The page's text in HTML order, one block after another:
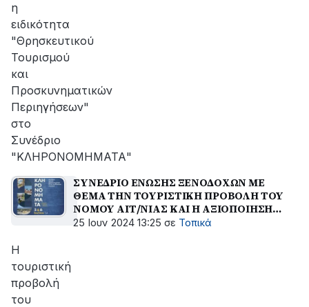
η
ειδικότητα
"Θρησκευτικού
Τουρισμού
και
Προσκυνηματικών
Περιηγήσεων"
στο
Συνέδριο
"ΚΛΗΡΟΝΟΜΗΜΑΤΑ"
ΣΥΝΕΔΡΙΟ ΕΝΩΣΗΣ ΞΕΝΟΔΟΧΩΝ ΜΕ
ΘΕΜΑ ΤΗΝ ΤΟΥΡΙΣΤΙΚΗ ΠΡΟΒΟΛΗ ΤΟΥ
ΝΟΜΟΥ ΑΙΤ/ΝΙΑΣ ΚΑΙ Η ΑΞΙΟΠΟΙΗΣΗ
ΤΩΝ ΤΟΥΡΙΣΤΙΚΩΝ ''ΕΡΓΑΛΕΙΩΝ''
25 Ιουν 2024 13:25 σε Τοπικά
Η
τουριστική
προβολή
του